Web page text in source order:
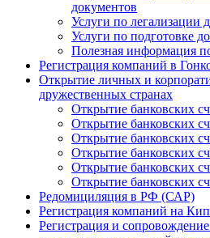
документов
Услуги по легализации
Услуги по подготовке
Полезная информация
Регистрация компаний в
Открытие личных и
дружественных странах
Открытие банковских
Открытие банковских
Открытие банковских
Открытие банковских
Открытие банковских
Открытие банковских
Редомициляция в РФ (САР)
Регистрация компаний на
Регистрация и